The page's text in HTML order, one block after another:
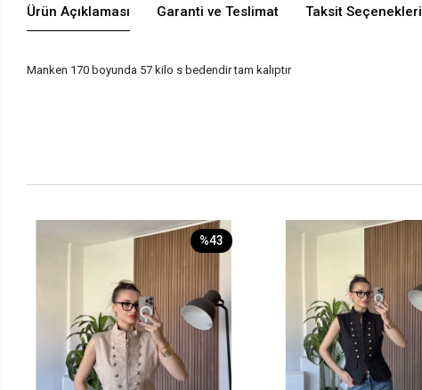
Ürün Açıklaması Garanti ve Teslimat Taksit Seçenekleri
Manken 170 boyunda 57 kilo s bedendir tam kalıptır
%43